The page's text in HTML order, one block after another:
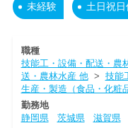
未経験 土日祝日
職種
技能工・設備・配送・農
送・農林水産 他> 技能
生産・製造（食品・化粧
勤務地
静岡県
茨城県 滋賀県